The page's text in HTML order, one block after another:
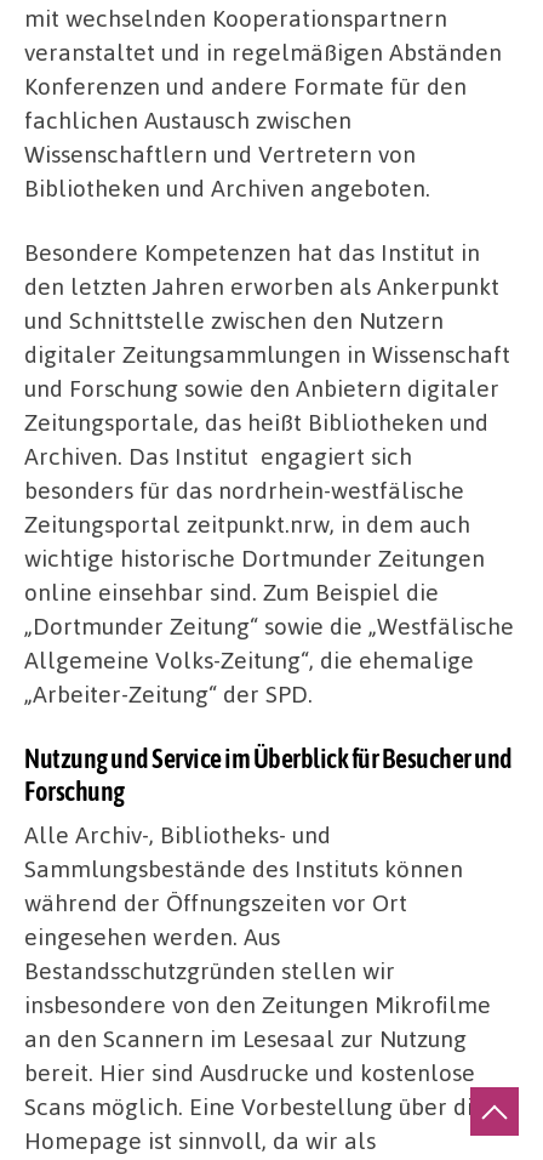
mit wechselnden Kooperationspartnern
veranstaltet und in regelmäßigen Abständen
Konferenzen und andere Formate für den
fachlichen Austausch zwischen
Wissenschaftlern und Vertretern von
Bibliotheken und Archiven angeboten.
Besondere Kompetenzen hat das Institut in
den letzten Jahren erworben als Ankerpunkt
und Schnittstelle zwischen den Nutzern
digitaler Zeitungsammlungen in Wissenschaft
und Forschung sowie den Anbietern digitaler
Zeitungsportale, das heißt Bibliotheken und
Archiven. Das Institut engagiert sich
besonders für das nordrhein-westfälische
Zeitungsportal zeitpunkt.nrw, in dem auch
wichtige historische Dortmunder Zeitungen
online einsehbar sind. Zum Beispiel die
„Dortmunder Zeitung“ sowie die „Westfälische
Allgemeine Volks-Zeitung“, die ehemalige
„Arbeiter-Zeitung“ der SPD.
Nutzung und Service im Überblick für Besucher und
Forschung
Alle Archiv-, Bibliotheks- und
Sammlungsbestände des Instituts können
während der Öffnungszeiten vor Ort
eingesehen werden. Aus
Bestandsschutzgründen stellen wir
insbesondere von den Zeitungen Mikrofilme
an den Scannern im Lesesaal zur Nutzung
bereit. Hier sind Ausdrucke und kostenlose
Scans möglich. Eine Vorbestellung über die
Homepage ist sinnvoll, da wir als